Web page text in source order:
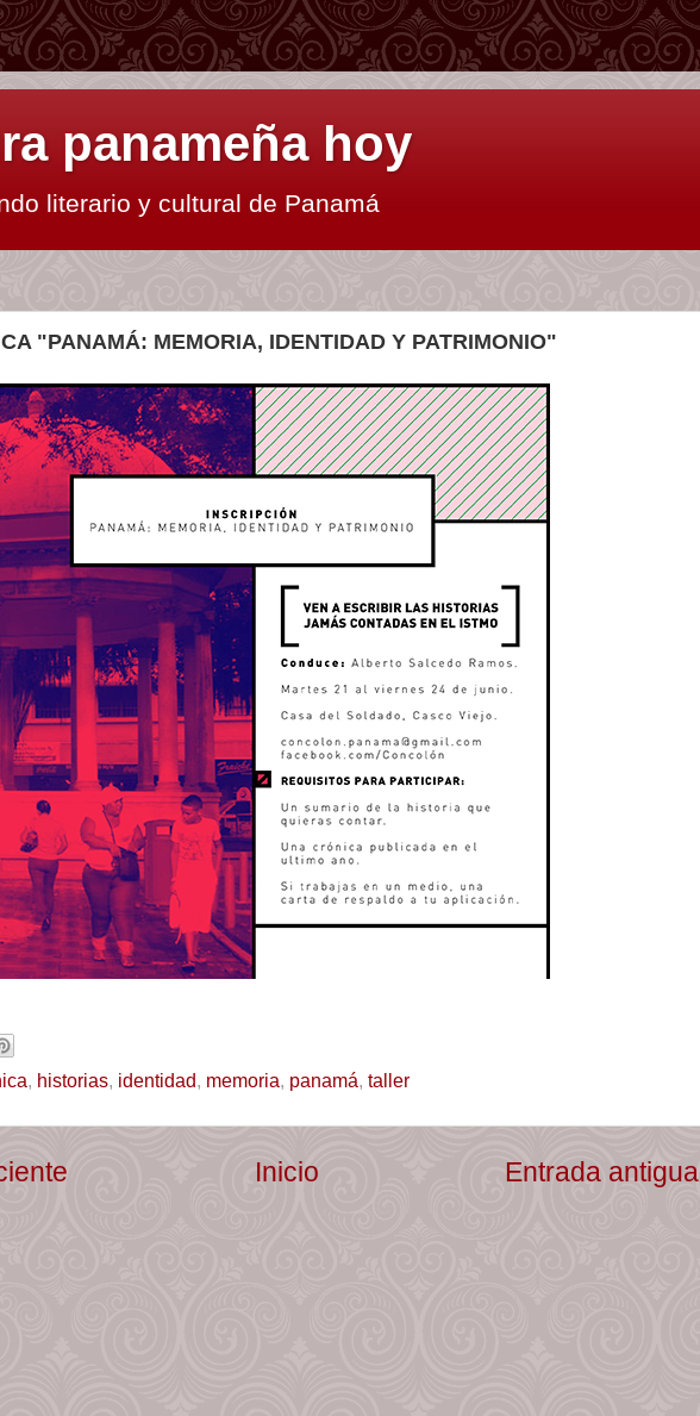
panameña hoy
literario y cultural de Panamá
"PANAMÁ: MEMORIA, IDENTIDAD Y PATRIMONIO"
, historias, identidad, memoria, panamá, taller
Entrada antigua
Inicio